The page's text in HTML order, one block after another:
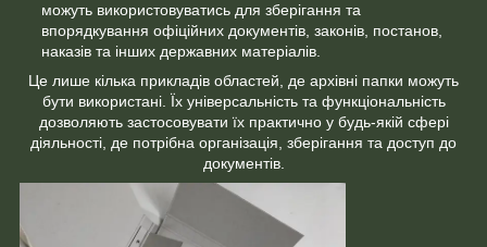
можуть використовуватись для зберігання та
впорядкування офіційних документів, законів, постанов,
наказів та інших державних матеріалів.
Це лише кілька прикладів областей, де архівні папки можуть
бути використані. Їх універсальність та функціональність
дозволяють застосовувати їх практично у будь-якій сфері
діяльності, де потрібна організація, зберігання та доступ до
документів.